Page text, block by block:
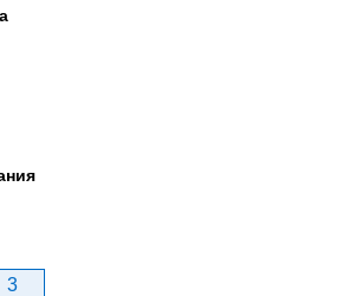
3